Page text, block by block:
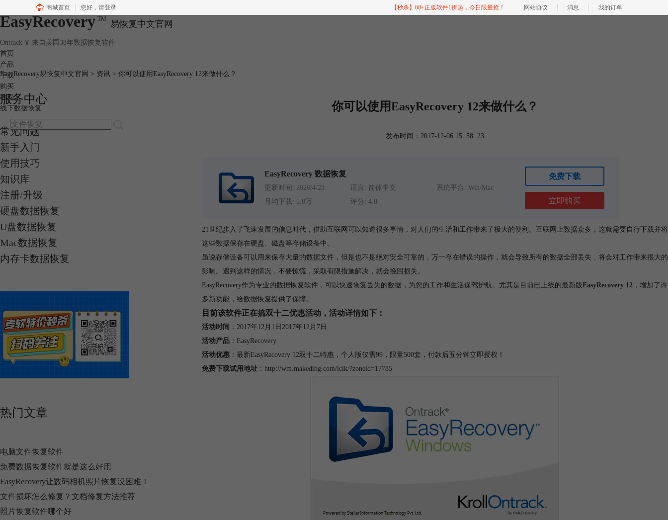
商城首页 您好， 请登录 【秒杀】60+正版软件1折起，今日限量抢！ 网站协议 消息 我的订单
EasyRecovery TM 易恢复中文官网
Ontrack ® 来自美国38年数据恢复软件
首页
产品
下载
购买
教程
线下数据恢复
EasyRecovery易恢复中文官网 > 资讯 > 你可以使用EasyRecovery 12来做什么？
服务中心
常见问题
新手入门
使用技巧
知识库
注册/升级
硬盘数据恢复
U盘数据恢复
Mac数据恢复
内存卡数据恢复
热门文章
电脑文件恢复软件
免费数据恢复软件就是这么好用
EasyRecovery让数码相机照片恢复没困难！
文件损坏怎么修复？文档修复方法推荐
照片恢复软件哪个好
你可以使用EasyRecovery 12来做什么？
发布时间：2017-12-06 15: 58: 23
EasyRecovery 数据恢复
更新时间: 2026/4/23 语言: 简体中文
系统平台: Win/Mac
月均下载: 5.8万
评分: 4.8
免费下载
立即购买
21世纪步入了飞速发展的信息时代，借助互联网可以知道很多事情，对人们的生活和工作带来了极大的便利。互联网上数据众多，这就需要自行下载并将
这些数据保存在硬盘、磁盘等存储设备中。
虽说存储设备可以用来保存大量的数据文件，但是也不是绝对安全可靠的，万一存在错误的操作，就会导致所有的数据全部丢失，将会对工作带来很大的
影响。遇到这样的情况，不要惊慌，采取有限措施解决，就会挽回损失。
EasyRecovery作为专业的数据恢复软件，可以快速恢复丢失的数据，为您的工作和生活保驾护航。尤其是目前已上线的最新版EasyRecovery 12 ，增加了许
多新功能，给数据恢复提供了保障。
目前该软件正在搞双十二优惠活动，活动详情如下：
活动时间 ：2017年12月1日2017年12月7日
活动产品 ：EasyRecovery
活动优惠 ：最新EasyRecovery 12双十二特惠，个人版仅需99，限量500套，付款后五分钟立即授权！
免费下载试用地址 ： http://wm.makeding.com/iclk/?zoneid=17785